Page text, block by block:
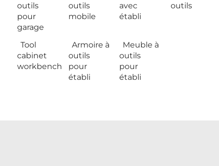
outils
pour
garage
outils
mobile
avec
établi
outils
Tool
cabinet
workbench
Armoire à
outils
pour
établi
Meuble à
outils
pour
établi